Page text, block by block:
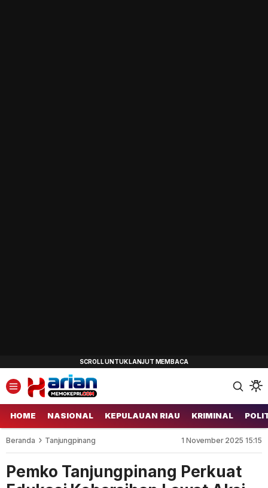
HOME NASIONAL KEPULAUAN RIAU KRIMINAL
Beranda Tanjungpinang 1 November 2025 15:15
Pemko Tanjungpinang Perkuat